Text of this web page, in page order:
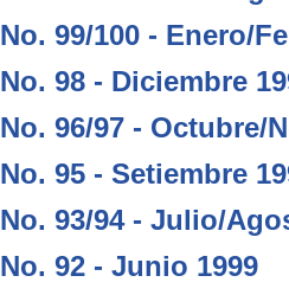
No. 99/100 - Enero/
No. 98 - Diciembre
No. 96/97 - Octubre/
No. 95 - Setiembre
No. 93/94 - Julio/
No. 92 - Junio 1999